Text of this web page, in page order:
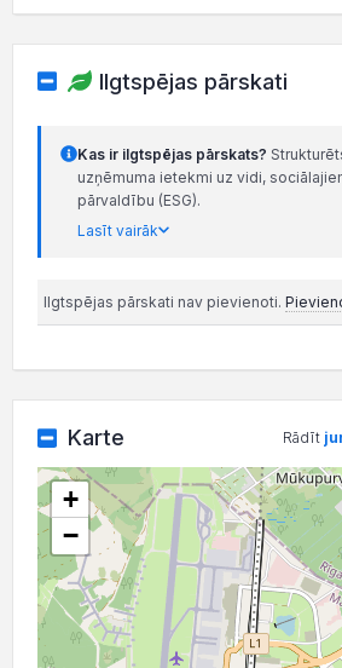
Ilgtspējas pārskati
Kas ir ilgtspējas pārskats?
uzņēmuma ietekmi uz vidi,
pārvaldību (ESG).
Lasīt vairāk
Ilgtspējas pārskati nav pievienoti.
Karte Rādīt
+
−